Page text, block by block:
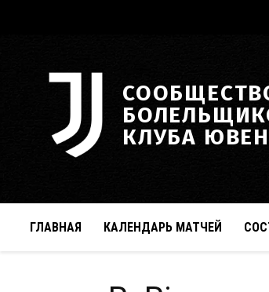
КЛУБА
ГЛАВНАЯ КАЛЕНДАРЬ МАТЧЕЙ